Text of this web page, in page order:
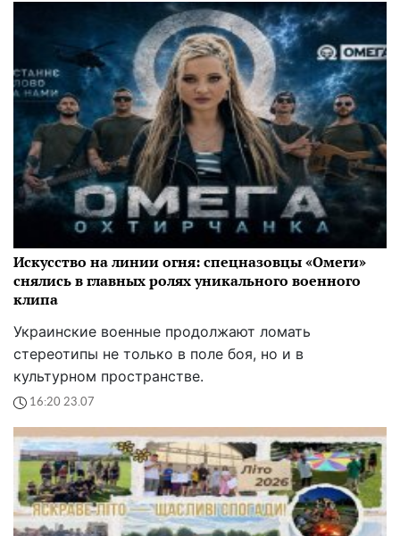
Искусство на линии огня: спецназовцы «Омеги»
снялись в главных ролях уникального военного
клипа
Украинские военные продолжают ломать
стереотипы не только в поле боя, но и в
культурном пространстве.
16:20 23.07